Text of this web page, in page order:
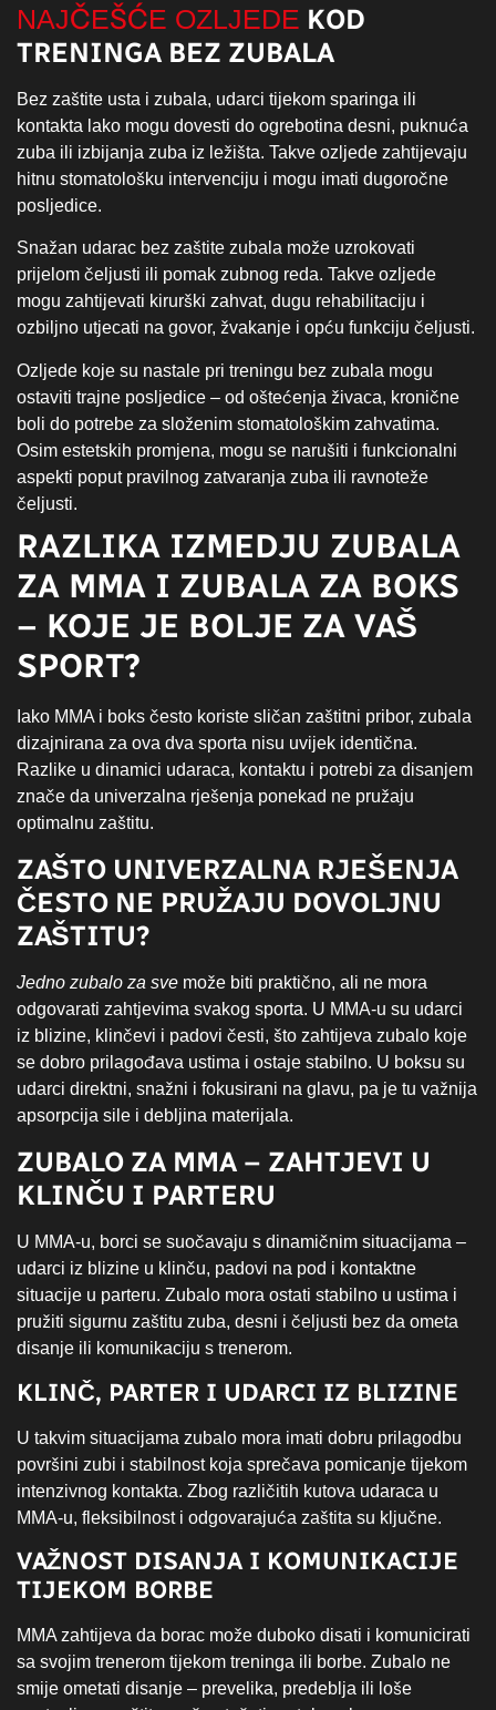
NAJČEŠĆE OZLJEDE KOD
TRENINGA BEZ ZUBALA
Bez zaštite usta i zubala, udarci tijekom sparinga ili
kontakta lako mogu dovesti do ogrebotina desni, puknuća
zuba ili izbijanja zuba iz ležišta. Takve ozljede zahtijevaju
hitnu stomatološku intervenciju i mogu imati dugoročne
posljedice.
Snažan udarac bez zaštite zubala može uzrokovati
prijelom čeljusti ili pomak zubnog reda. Takve ozljede
mogu zahtijevati kirurški zahvat, dugu rehabilitaciju i
ozbiljno utjecati na govor, žvakanje i opću funkciju čeljusti.
Ozljede koje su nastale pri treningu bez zubala mogu
ostaviti trajne posljedice – od oštećenja živaca, kronične
boli do potrebe za složenim stomatološkim zahvatima.
Osim estetskih promjena, mogu se narušiti i funkcionalni
aspekti poput pravilnog zatvaranja zuba ili ravnoteže
čeljusti.
RAZLIKA IZMEDJU ZUBALA
ZA MMA I ZUBALA ZA BOKS
– KOJE JE BOLJE ZA VAŠ
SPORT?
Iako MMA i boks često koriste sličan zaštitni pribor, zubala
dizajnirana za ova dva sporta nisu uvijek identična.
Razlike u dinamici udaraca, kontaktu i potrebi za disanjem
znače da univerzalna rješenja ponekad ne pružaju
optimalnu zaštitu.
ZAŠTO UNIVERZALNA RJEŠENJA
ČESTO NE PRUŽAJU DOVOLJNU
ZAŠTITU?
Jedno zubalo za sve može biti praktično, ali ne mora
odgovarati zahtjevima svakog sporta. U MMA-u su udarci
iz blizine, klinčevi i padovi česti, što zahtijeva zubalo koje
se dobro prilagođava ustima i ostaje stabilno. U boksu su
udarci direktni, snažni i fokusirani na glavu, pa je tu važnija
apsorpcija sile i debljina materijala.
ZUBALO ZA MMA – ZAHTJEVI U
KLINČU I PARTERU
U MMA-u, borci se suočavaju s dinamičnim situacijama –
udarci iz blizine u klinču, padovi na pod i kontaktne
situacije u parteru. Zubalo mora ostati stabilno u ustima i
pružiti sigurnu zaštitu zuba, desni i čeljusti bez da ometa
disanje ili komunikaciju s trenerom.
KLINČ, PARTER I UDARCI IZ BLIZINE
U takvim situacijama zubalo mora imati dobru prilagodbu
površini zubi i stabilnost koja sprečava pomicanje tijekom
intenzivnog kontakta. Zbog različitih kutova udaraca u
MMA-u, fleksibilnost i odgovarajuća zaštita su ključne.
VAŽNOST DISANJA I KOMUNIKACIJE
TIJEKOM BORBE
MMA zahtijeva da borac može duboko disati i komunicirati
sa svojim trenerom tijekom treninga ili borbe. Zubalo ne
smije ometati disanje – prevelika, predeblja ili loše